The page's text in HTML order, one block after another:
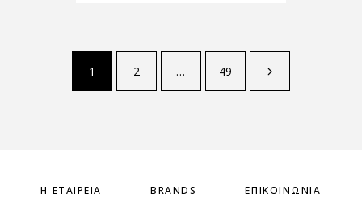
1 2 … 49
Η ΕΤΑΙΡΕΊΑ BRANDS ΕΠΙΚΟΙΝΩΝΊΑ